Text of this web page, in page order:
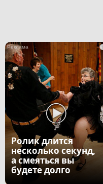
i
Ролик длится
несколько секунд,
а смеяться вы
будете долго